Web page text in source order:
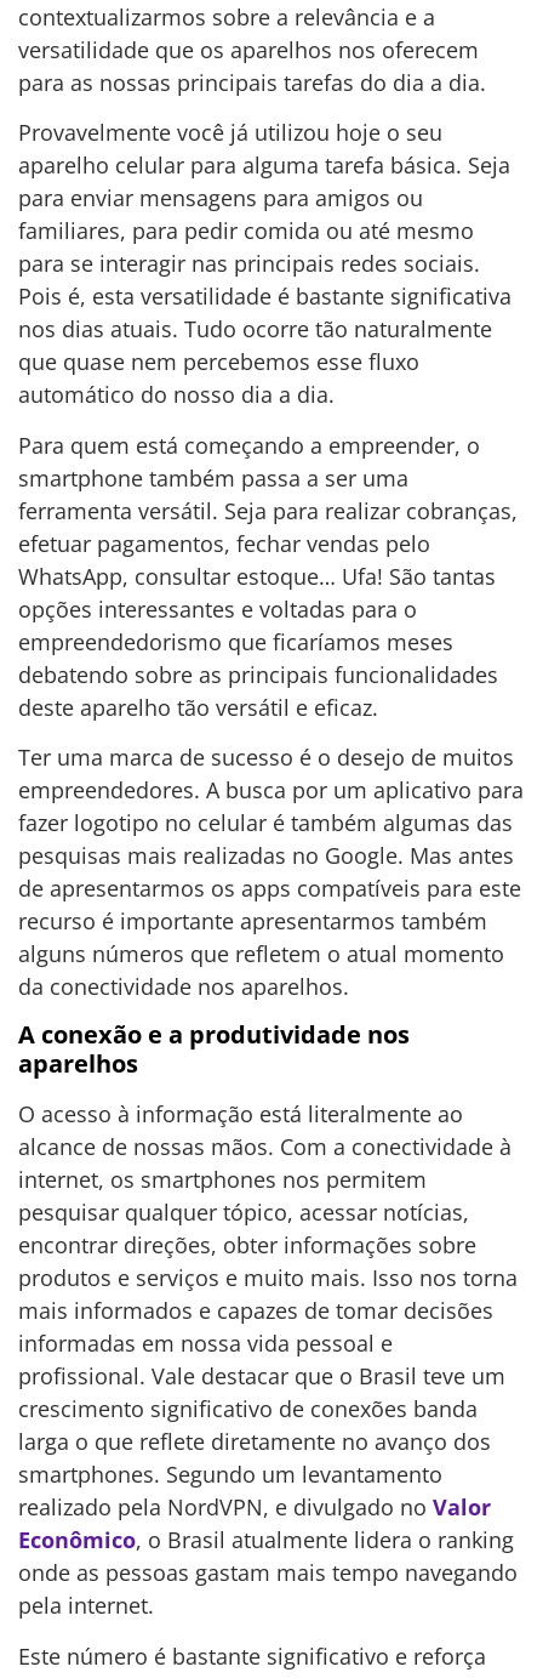
contextualizarmos sobre a relevância e a
versatilidade que os aparelhos nos oferecem
para as nossas principais tarefas do dia a dia.
Provavelmente você já utilizou hoje o seu
aparelho celular para alguma tarefa básica. Seja
para enviar mensagens para amigos ou
familiares, para pedir comida ou até mesmo
para se interagir nas principais redes sociais.
Pois é, esta versatilidade é bastante significativa
nos dias atuais. Tudo ocorre tão naturalmente
que quase nem percebemos esse fluxo
automático do nosso dia a dia.
Para quem está começando a empreender, o
smartphone também passa a ser uma
ferramenta versátil. Seja para realizar cobranças,
efetuar pagamentos, fechar vendas pelo
WhatsApp, consultar estoque… Ufa! São tantas
opções interessantes e voltadas para o
empreendedorismo que ficaríamos meses
debatendo sobre as principais funcionalidades
deste aparelho tão versátil e eficaz.
Ter uma marca de sucesso é o desejo de muitos
empreendedores. A busca por um aplicativo para
fazer logotipo no celular é também algumas das
pesquisas mais realizadas no Google. Mas antes
de apresentarmos os apps compatíveis para este
recurso é importante apresentarmos também
alguns números que refletem o atual momento
da conectividade nos aparelhos.
A conexão e a produtividade nos
aparelhos
O acesso à informação está literalmente ao
alcance de nossas mãos. Com a conectividade à
internet, os smartphones nos permitem
pesquisar qualquer tópico, acessar notícias,
encontrar direções, obter informações sobre
produtos e serviços e muito mais. Isso nos torna
mais informados e capazes de tomar decisões
informadas em nossa vida pessoal e
profissional. Vale destacar que o Brasil teve um
crescimento significativo de conexões banda
larga o que reflete diretamente no avanço dos
smartphones. Segundo um levantamento
realizado pela NordVPN, e divulgado no Valor
Econômico, o Brasil atualmente lidera o ranking
onde as pessoas gastam mais tempo navegando
pela internet.
Este número é bastante significativo e reforça